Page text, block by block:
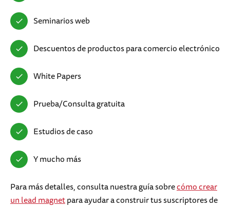
Seminarios web
Descuentos de productos para comercio electrónico
White Papers
Prueba/Consulta gratuita
Estudios de caso
Y mucho más
Para más detalles, consulta nuestra guía sobrecómo crear
un lead magnetpara ayudar a construir tus suscriptores de